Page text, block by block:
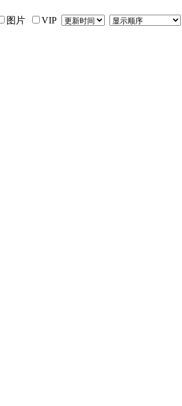
图片 VIP